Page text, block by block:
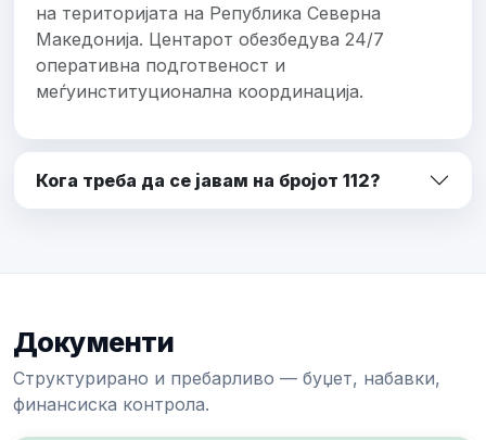
на територијата на Република Северна
Македонија. Центарот обезбедува 24/7
оперативна подготвеност и
меѓуинституционална координација.
Кога треба да се јавам на бројот 112?
Документи
Структурирано и пребарливо — буџет, набавки,
финансиска контрола.